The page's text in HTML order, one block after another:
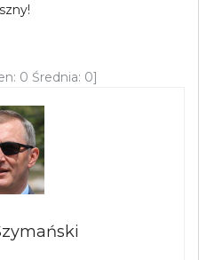
0 Średnia: 0]